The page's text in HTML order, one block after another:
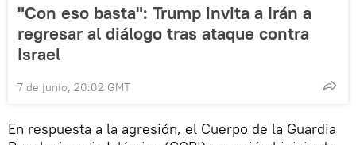
"Con eso basta": Trump invita a Irán a
regresar al diálogo tras ataque contra
Israel
7 de junio, 20:02 GMT
En respuesta a la agresión, el Cuerpo de la Guardia